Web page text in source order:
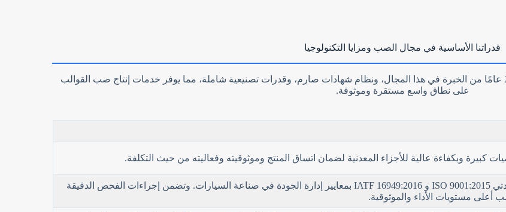
e
t
e
d
إرسال النموذج
قدراتنا الأساسية في مجال الصب ومزايا التكنولوجيا
تستند خدمات صب القوالب من شركة Leierwo إلى أكثر من 20 عامًا من الخبرة في هذا المجال، ونظام شهادات صارم، وقدرات تصنيعية شاملة، مما يوفر خدمات إنتاج صب القوالب
على نطاق واسع مستقرة وموثوقة.
كبيرة وبكفاءة عالية للأجزاء المعدنية لضمان اتساق المنتج وموثوقيته وفعاليته من حيث التكلفة.
تلتزم منشآتنا الحاصلة على شهادتي ISO 9001:2015 و IATF 16949:2016 بمعايير إدارة الجودة في صناعة السيارات. وتضمن إجراءات الفحص الدقيقة
مستويات الأداء والموثوقية.